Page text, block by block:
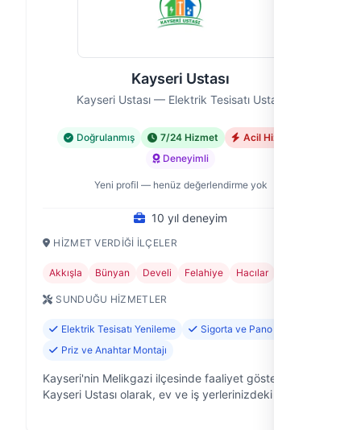
Kayseri Ustası
Kayseri Ustası — Elektrik Tesisatı Ustası
Doğrulanmış 7/24 Hizmet
Acil Hizmet
Deneyimli
Yeni profil — henüz değerlendirme yok
10 yıl deneyim
HIZMET VERDIĞI İLÇELER
Akkışla Bünyan Develi Felahiye Hacılar
SUNDUĞU HIZMETLER
Elektrik Tesisatı Yenileme
Sigorta ve Pano Tamiri
Priz ve Anahtar Montajı
Kayseri'nin Melikgazi ilçesinde faaliyet gösteren
Kayseri Ustası olarak, ev ve iş yerlerinizdeki tüm